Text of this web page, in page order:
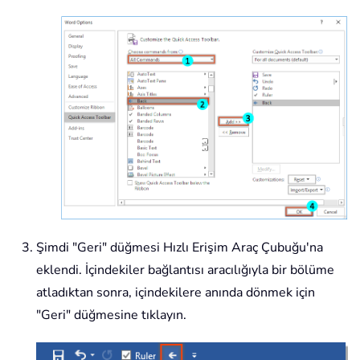
Şimdi "Geri" düğmesi Hızlı Erişim Araç Çubuğu'na
eklendi. İçindekiler bağlantısı aracılığıyla bir bölüme
atladıktan sonra, içindekilere anında dönmek için
"Geri" düğmesine tıklayın.